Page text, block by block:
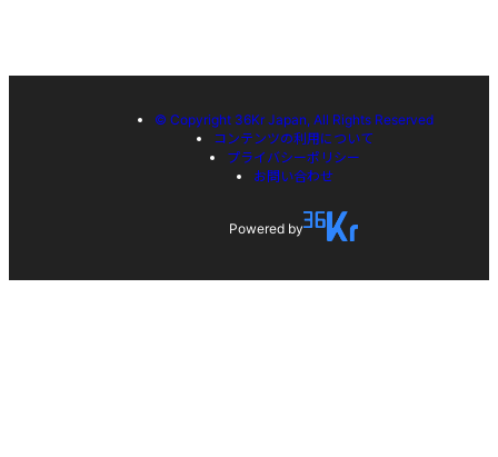
© Copyright 36Kr Japan, All Rights Reserved
コンテンツの利用について
プライバシーポリシー
お問い合わせ
Powered by